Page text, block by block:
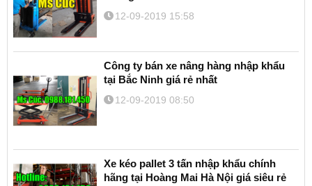
12-09-2019 15:58
Công ty bán xe nâng hàng nhập khẩu
tại Bắc Ninh giá rẻ nhất
12-09-2019 08:50
Xe kéo pallet 3 tấn nhập khẩu chính
hãng tại Hoàng Mai Hà Nội giá siêu rẻ